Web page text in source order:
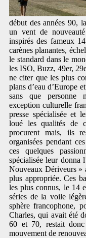
début des années 90,
un vent de
inspirés des fameux
carènes planantes,
le standard dans le
les ISO, Buzz, 49er,
ne citer que les plus
plans d’eau d’Europe
sans que personne
exception culturelle
presse spécialisée et
loué les qualités de
procurent mais, ils
organisées pendant
ces quelques
spécialisée leur donna
Nouveaux Dériveurs »
plus appropriée. Ces
les plus connus, le 14
séries de la voile
sphère francophone,
Charles, qui avait été
60 et 70, restait donc
mouvement de